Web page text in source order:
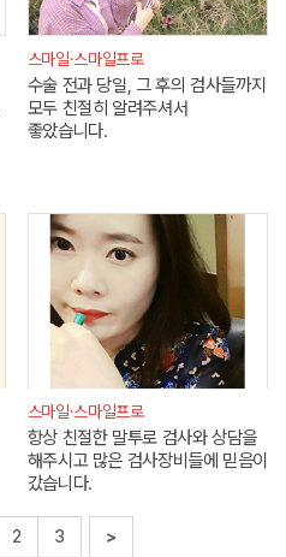
스마일·스마일프로
수술 전과 당일, 그 후의 검사들까지
모두 친절히 알려주셔서
좋았습니다.
스마일·스마일프로
항상 친절한 말투로 검사와 상담을
해주시고 많은 검사장비들에 믿음이
갔습니다.
2 3 >